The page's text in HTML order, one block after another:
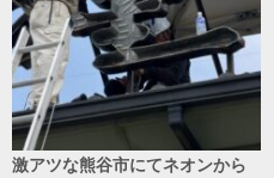
激アツな熊谷市にてネオンから